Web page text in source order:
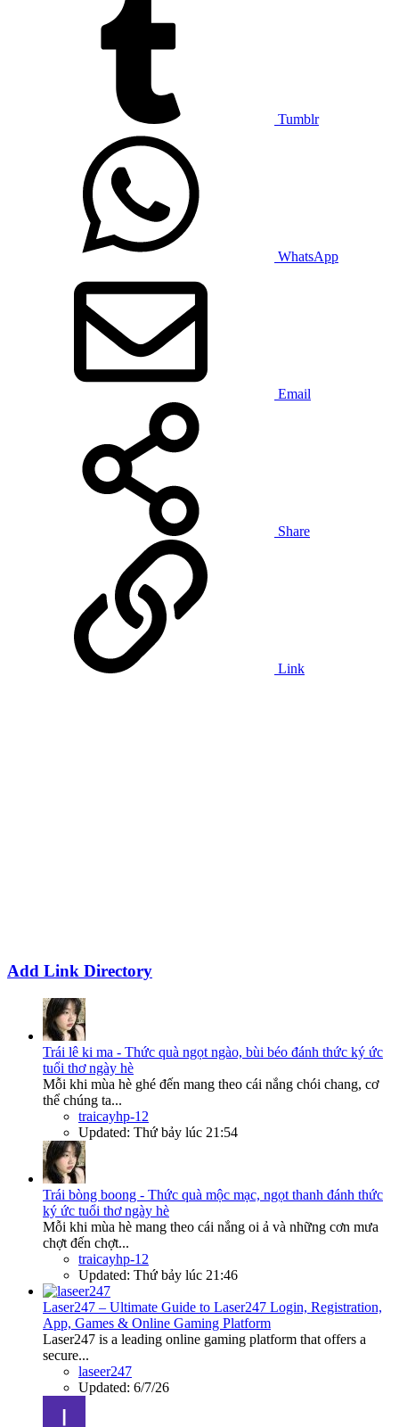
Tumblr
WhatsApp
Email
Share
Link
Add Link Directory
Trái lê ki ma - Thức quà ngọt ngào, bùi béo đánh thức ký ức
tuổi thơ ngày hè
Mỗi khi mùa hè ghé đến mang theo cái nắng chói chang, cơ
thể chúng ta...
traicayhp-12
Updated: Thứ bảy lúc 21:54
Trái bòng boong - Thức quà mộc mạc, ngọt thanh đánh thức
ký ức tuổi thơ ngày hè
Mỗi khi mùa hè mang theo cái nắng oi ả và những cơn mưa
chợt đến chợt...
traicayhp-12
Updated: Thứ bảy lúc 21:46
Laser247 – Ultimate Guide to Laser247 Login, Registration,
App, Games & Online Gaming Platform
Laser247 is a leading online gaming platform that offers a
secure...
laseer247
Updated: 6/7/26